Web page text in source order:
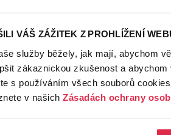
VÁŠ ZÁŽITEK Z PROHLÍŽENÍ
služby běžely, jak mají, abychom
zákaznickou zkušenost a
s používáním všech souborů
v našich Zásadách ochrany